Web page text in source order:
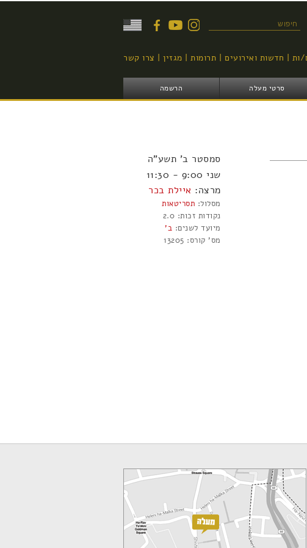
טופס חיפוש
ות חדשות ואירועים תרומות מגזין צרו קשר
סרטי מעלה הרשמה
סמסטר ב' תשע"ה
שני 9:00 - 11:30
מרצה: איילת בכר
מסלול: תסריטאות
נקודות זכות: 2.0
מיועד לשנים: ב'
מס' קורס: 13205